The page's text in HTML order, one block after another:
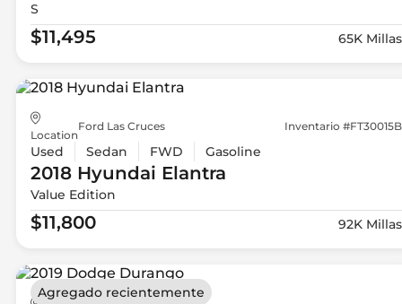
S
$11,495 65K Millas
Location
Ford Las Cruces Inventario #FT30015B
Used Sedan FWD Gasoline
2018 Hyundai Elantra
Value Edition
$11,800 92K Millas
Agregado recientemente